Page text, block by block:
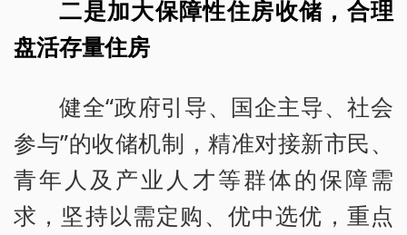
二是加大保障性住房收储，合理
盘活存量住房
健全“政府引导、国企主导、社会
参与”的收储机制，精准对接新市民、
青年人及产业人才等群体的保障需
求，坚持以需定购、优中选优，重点